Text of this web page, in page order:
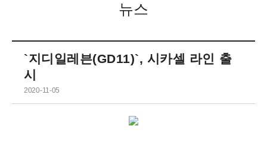
뉴스
`지디일레븐(GD11)`, 시카셀 라인 출
시
2020-11-05